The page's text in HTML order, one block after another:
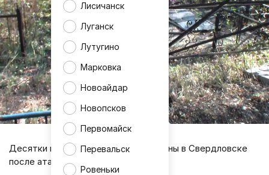
Лисичанск
Луганск
Лутугино
Марковка
Новоайдар
Новопсков
Первомайск
Перевальск
Ровеньки
Десятки могил оказались повреждены в Свердловске
после атаки беспилотника.